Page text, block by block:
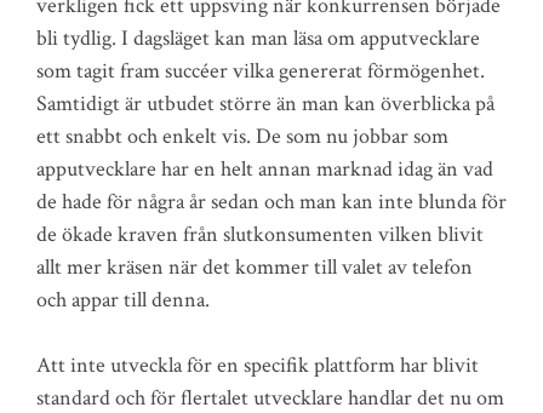
bli tydlig. I dagsläget kan man läsa om apputvecklare
som tagit fram succéer vilka genererat förmögenhet.
Samtidigt är utbudet större än man kan överblicka på
ett snabbt och enkelt vis. De som nu jobbar som
apputvecklare har en helt annan marknad idag än vad
de hade för några år sedan och man kan inte blunda för
de ökade kraven från slutkonsumenten vilken blivit
allt mer kräsen när det kommer till valet av telefon
och appar till denna.
Att inte utveckla för en specifik plattform har blivit
standard och för flertalet utvecklare handlar det nu om